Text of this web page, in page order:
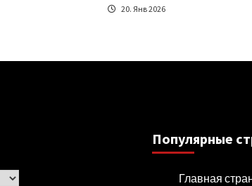
20. Янв 2026
Популярные
Главная